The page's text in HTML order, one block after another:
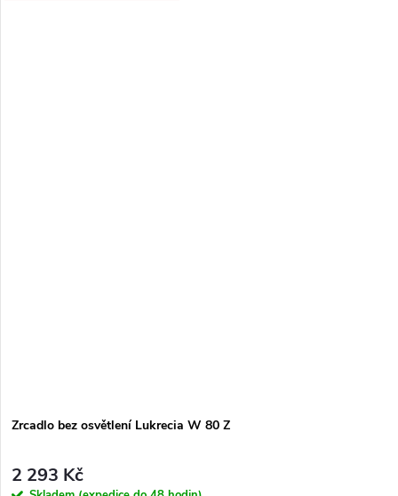
Zrcadlo bez osvětlení Lukrecia W 80 Z
2 293 Kč